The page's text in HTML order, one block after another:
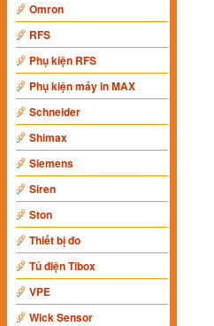
Omron
RFS
Phụ kiện RFS
Phụ kiện máy in MAX
Schneider
Shimax
Siemens
Siren
Ston
Thiết bị đo
Tủ điện Tibox
VPE
Wick Sensor